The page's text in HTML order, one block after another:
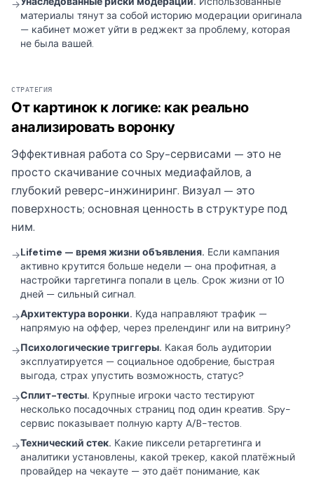
→
материалы тянут за собой историю модерации оригинала
— кабинет может уйти в реджект за проблему, которая
не была вашей.
СТРАТЕГИЯ
От картинок к логике: как реально
анализировать воронку
Эффективная работа со Spy-сервисами — это не
просто скачивание сочных медиафайлов, а
глубокий реверс-инжиниринг. Визуал — это
поверхность; основная ценность в структуре под
ним.
→Lifetime — время жизни объявления. Если кампания
активно крутится больше недели — она профитная, а
настройки таргетинга попали в цель. Срок жизни от 10
дней — сильный сигнал.
→Архитектура воронки. Куда направляют трафик —
напрямую на оффер, через прелендинг или на витрину?
→Психологические триггеры. Какая боль аудитории
эксплуатируется — социальное одобрение, быстрая
выгода, страх упустить возможность, статус?
→Сплит-тесты. Крупные игроки часто тестируют
несколько посадочных страниц под один креатив. Spy-
сервис показывает полную карту A/B-тестов.
→Технический стек. Какие пиксели ретаргетинга и
аналитики установлены, какой трекер, какой платёжный
провайдер на чекауте — это даёт понимание, как